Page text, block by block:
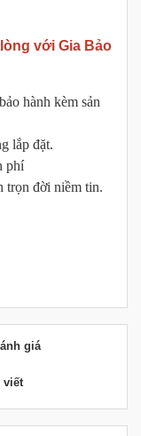
với Gia Bảo
hành kèm sản
lắp đặt.
phí
trọn đời niềm tin.
giá
viết